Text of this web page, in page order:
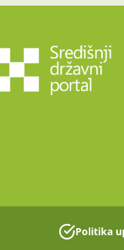
Politika